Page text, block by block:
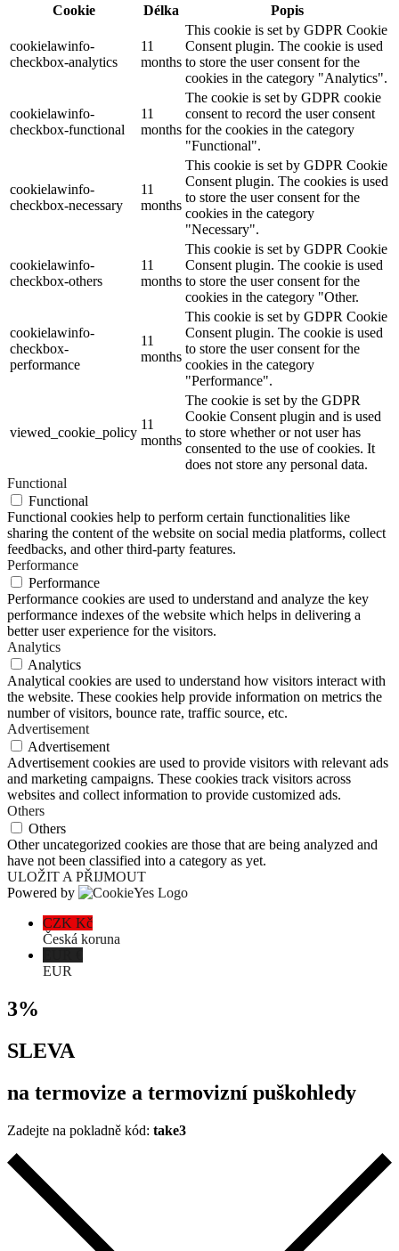
Cookie
Délka Popis
cookielawinfo-
checkbox-analytics
11
months
This cookie is set by GDPR Cookie
Consent plugin. The cookie is used
to store the user consent for the
cookies in the category "Analytics".
cookielawinfo-
checkbox-functional
11
months
The cookie is set by GDPR cookie
consent to record the user consent
for the cookies in the category
"Functional".
cookielawinfo-
checkbox-necessary
11
months
This cookie is set by GDPR Cookie
Consent plugin. The cookies is used
to store the user consent for the
cookies in the category
"Necessary".
cookielawinfo-
checkbox-others
11
months
This cookie is set by GDPR Cookie
Consent plugin. The cookie is used
to store the user consent for the
cookies in the category "Other.
cookielawinfo-
checkbox-
performance
11
months
This cookie is set by GDPR Cookie
Consent plugin. The cookie is used
to store the user consent for the
cookies in the category
"Performance".
viewed_cookie_policy
11
months
The cookie is set by the GDPR
Cookie Consent plugin and is used
to store whether or not user has
consented to the use of cookies. It
does not store any personal data.
Functional
Functional
Functional cookies help to perform certain functionalities like
sharing the content of the website on social media platforms, collect
feedbacks, and other third-party features.
Performance
Performance
Performance cookies are used to understand and analyze the key
performance indexes of the website which helps in delivering a
better user experience for the visitors.
Analytics
Analytics
Analytical cookies are used to understand how visitors interact with
the website. These cookies help provide information on metrics the
number of visitors, bounce rate, traffic source, etc.
Advertisement
Advertisement
Advertisement cookies are used to provide visitors with relevant ads
and marketing campaigns. These cookies track visitors across
websites and collect information to provide customized ads.
Others
Others
Other uncategorized cookies are those that are being analyzed and
have not been classified into a category as yet.
ULOŽIT A PŘIJMOUT
Powered by
CZK Kč
Česká koruna
EUR
3%
SLEVA
na termovize a termovizní puškohledy
Zadejte na pokladně kód: take3